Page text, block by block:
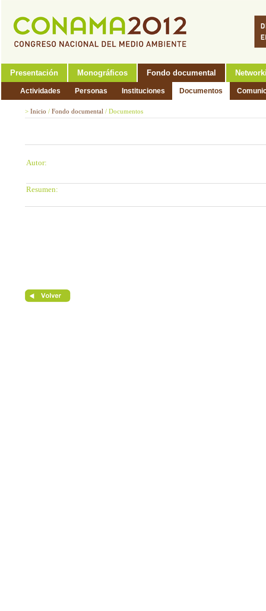
Presentación Monográficos Fondo documental
Actividades Personas Instituciones Documentos
> Inicio / Fondo documental / Documentos
Autor:
Resumen: